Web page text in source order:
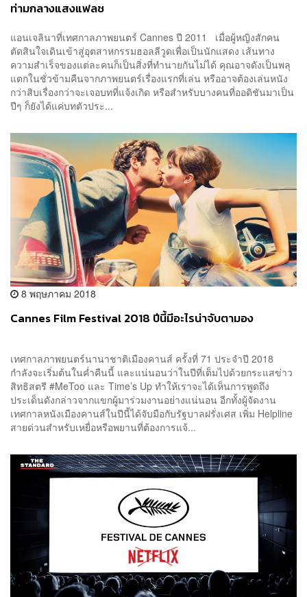
ท่ามกลางแสงแฟลช
แอนเจลินาที่เทศกาลภาพยนตร์ Cannes ปี 2011 เมื่อผู้หญิงสักคน
ตัดสินใจเดินเข้าสู่อุตสาหกรรมฮอลลีวูดเพื่อเป็นนักแสดง เส้นทาง
ความสำเร็จของแต่ละคนก็เป็นสิ่งที่ทำนายกันไม่ได้ คุณอาจดังเป็นพลุ
แตกในชั่วข้ามคืนจากภาพยนตร์เรื่องแรกที่เล่น หรืออาจต้องเล่นหนัง
กว่าสิบเรื่องกว่าจะเจอบทที่แจ้งเกิด หรือสำหรับบางคนที่ออดิชันมาเป็น
ปีๆ ก็ยังได้แค่บทตัวประ...
8 พฤษภาคม 2018
Cannes Film Festival 2018 ปีนี้มีอะไรน่าจับตามอง
เทศกาลภาพยนตร์นานาชาติเมืองคานส์ ครั้งที่ 71 ประจำปี 2018
กำลังจะเริ่มต้นในค่ำคืนนี้ และแน่นอนว่าในปีที่เต็มไปด้วยกระแสข่าว
สิทธิสตรี #MeToo และ Time’s Up ทำให้เราจะได้เห็นการพูดถึง
ประเด็นดังกล่าวจากแขกผู้มาร่วมงานอย่างแน่นอน อีกทั้งผู้จัดงาน
เทศกาลหนังเมืองคานส์ในปีนี้ได้จับมือกับรัฐบาลฝรั่งเศส เพิ่ม Helpline
สายด่วนสำหรับเหยื่อหรือพยานที่ต้องการแจ้...